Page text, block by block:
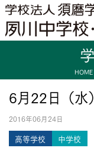
HOME
6月22日（水
2016年06月24日
高等学校 中学校